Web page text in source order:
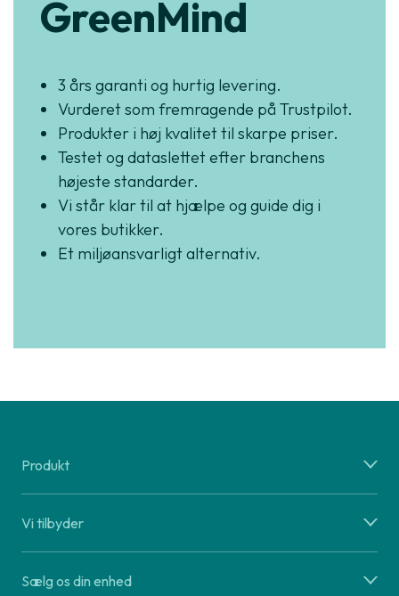
GreenMind
3 års garanti og hurtig levering.
Vurderet som fremragende på Trustpilot.
Produkter i høj kvalitet til skarpe priser.
Testet og dataslettet efter branchens
højeste standarder.
Vi står klar til at hjælpe og guide dig i
vores butikker.
Et miljøansvarligt alternativ.
Produkt
Vi tilbyder
Sælg os din enhed